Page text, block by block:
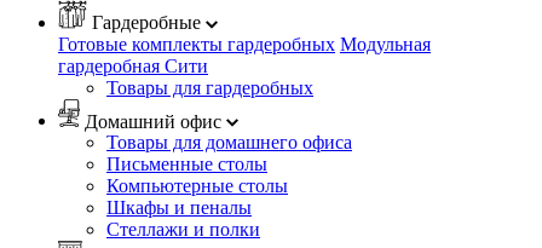
Гардеробные
Готовые комплекты гардеробных Модульная
гардеробная Сити
Товары для гардеробных
Домашний офис
Товары для домашнего офиса
Письменные столы
Компьютерные столы
Шкафы и пеналы
Стеллажи и полки